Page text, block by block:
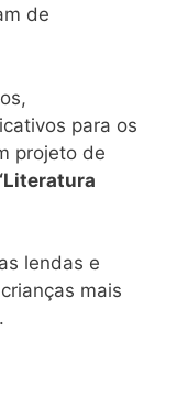
de
para os
projeto de
lendas e
mais